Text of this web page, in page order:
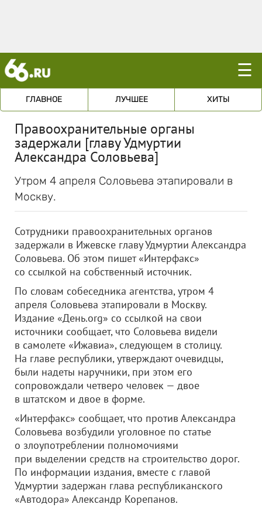
☰
ГЛАВНОЕ ЛУЧШЕЕ ХИТЫ
Правоохранительные органы
задержали [главу Удмуртии
Александра Соловьева]
Утром 4 апреля Соловьева этапировали в
Москву.
Сотрудники правоохранительных органов
задержали в Ижевске главу Удмуртии Александра
Соловьева. Об этом пишет «Интерфакс»
со ссылкой на собственный источник.
По словам собеседника агентства, утром 4
апреля Соловьева этапировали в Москву.
Издание «День.org» со ссылкой на свои
источники сообщает, что Соловьева видели
в самолете «Ижавиа», следующем в столицу.
На главе республики, утверждают очевидцы,
были надеты наручники, при этом его
сопровождали четверо человек — двое
в штатском и двое в форме.
«Интерфакс» сообщает, что против Александра
Соловьева возбудили уголовное по статье
о злоупотреблении полномочиями
при выделении средств на строительство дорог.
По информации издания, вместе с главой
Удмуртии задержан глава республиканского
«Автодора» Александр Корепанов.